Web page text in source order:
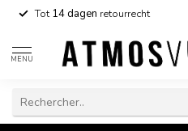
Tot14 dagen retourrecht
MENU